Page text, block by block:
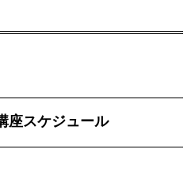
座スケジュール